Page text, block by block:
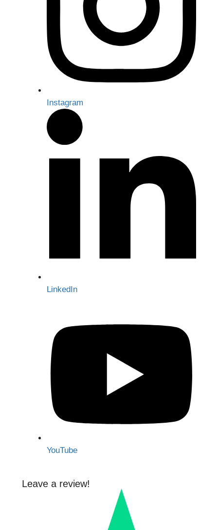
Instagram
LinkedIn
YouTube
Leave a review!